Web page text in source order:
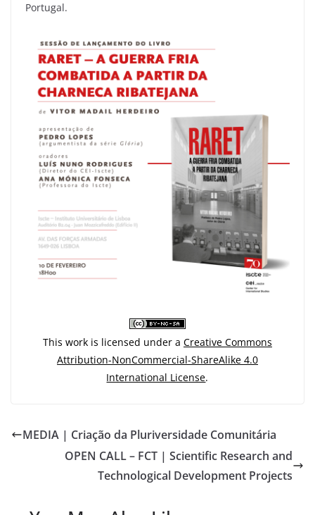
Portugal.
This work is licensed under a Creative Commons
Attribution-NonCommercial-ShareAlike 4.0
International License.
MEDIA | Criação da Pluriversidade Comunitária
OPEN CALL – FCT | Scientific Research and
Technological Development Projects